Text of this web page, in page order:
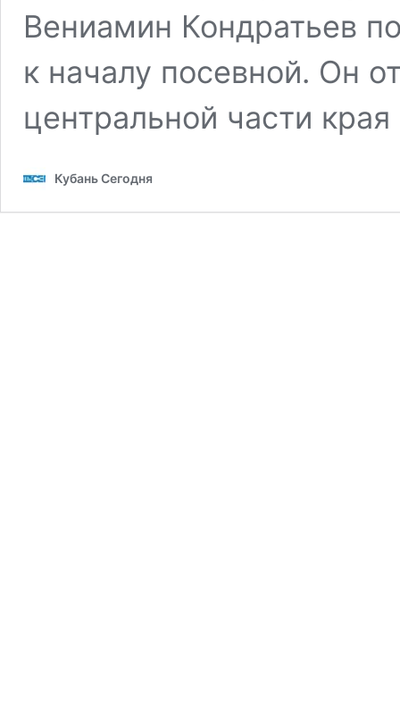
Вениамин Кондратьев
к началу посевной. Он
центральной части
Кубань Сегодня